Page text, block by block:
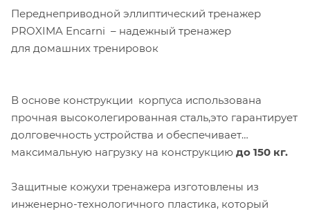
Переднеприводной эллиптический тренажер
PROXIMA Encarni – надежный тренажер
для домашних тренировок
В основе конструкции корпуса использована
прочная высоколегированная сталь,это гарантирует
долговечность устройства и обеспечивает
максимальную нагрузку на конструкцию до 150 кг.
Защитные кожухи тренажера изготовлены из
инженерно-технологичного пластика, который